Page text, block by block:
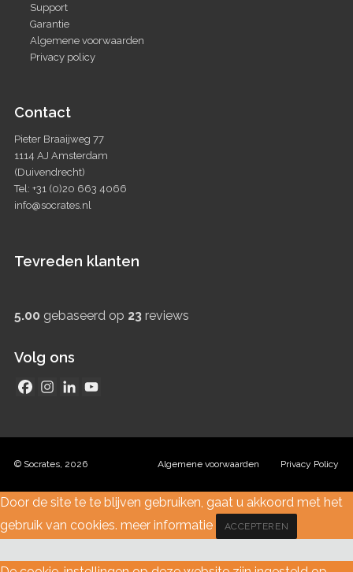
Support
Garantie
Algemene voorwaarden
Privacy policy
Contact
Pieter Braaijweg 77
1114 AJ Amsterdam
(Duivendrecht)
Tel: +31 (0)20 663 4066
info@socrates.nl
Tevreden klanten
5.00 gebaseerd op 23 reviews
Volg ons
© Socrates, 2026 Algemene voorwaarden Privacy Policy
Door de site te te blijven gebruiken, gaat u akkoord met het
gebruik van cookies. meer informatie ACCEPTEREN